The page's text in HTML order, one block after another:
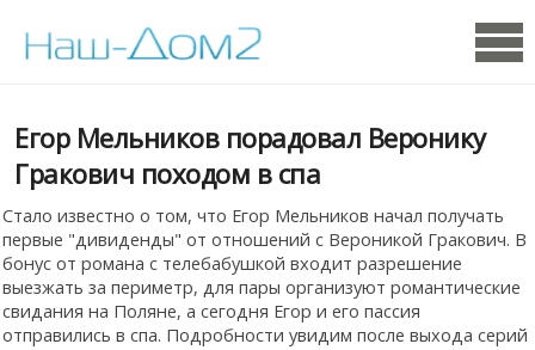
Егор Мельников порадовал Веронику
Гракович походом в спа
Стало известно о том, что Егор Мельников начал получать
первые "дивиденды" от отношений с Вероникой Гракович. В
бонус от романа с телебабушкой входит разрешение
выезжать за периметр, для пары организуют романтические
свидания на Поляне, а сегодня Егор и его пассия
отправились в спа. Подробности увидим после выхода серий